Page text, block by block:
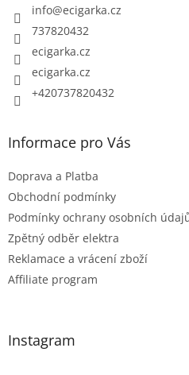
info@ecigarka.cz
737820432
ecigarka.cz
ecigarka.cz
+420737820432
Informace pro Vás
Doprava a Platba
Obchodní podmínky
Podmínky ochrany osobních
Zpětný odběr elektra
Reklamace a vrácení zboží
Affiliate program
Instagram